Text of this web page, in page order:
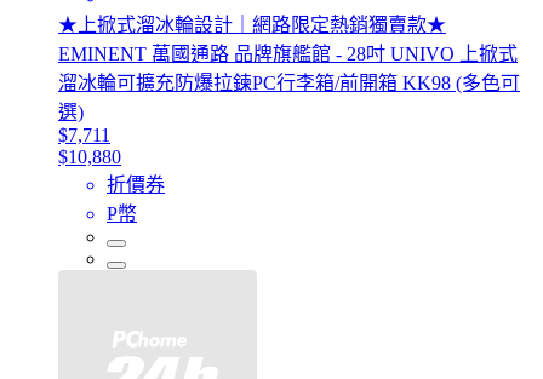
★上掀式溜冰輪設計｜網路限定熱銷獨賣款★
EMINENT 萬國通路 品牌旗艦館 - 28吋 UNIVO 上掀式
溜冰輪可擴充防爆拉鍊PC行李箱/前開箱 KK98 (多色可
選)
$7,711
$10,880
折價券
P幣